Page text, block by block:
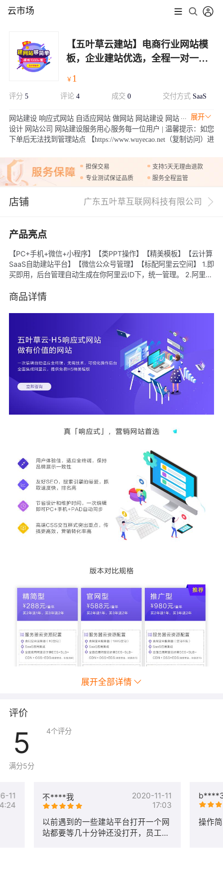
云市场
【五叶草云建站】电商行业网站模
板，企业建站优选，全程一对一服
￥ 1
评分 5 评论 4 成交 0 交付方式 SaaS
展开
网站建设 响应式网站 自适应网站 做网站 网站建设 网站
设计 网站公司 网站建设服务用心服务每一位用户 | 温馨提示：如您
下单后无法找到管理站点 【https://www.wuyecao.net（复制访问）进
品（如遇问题，联系售后）】【该产品合适各个行业，多行业网站
建设解决方案】
担保交易
支持5天无理由退款
专业测试保证品质
服务全程监管
店铺 广东五叶草互联网科技有限公司
产品亮点
【PC+手机+微信+小程序】【类PPT操作】【精美模板】【云计算
SaaS自助建站平台】【微信公众号管理】【标配阿里云空间】 1.即
买即用，后台管理自动生成在你阿里云ID下，统一管理。 2.阿里云
案。 4.每个模板都有对应移动端手机站。 5.后台傻瓜式管理+专业
商品详情
展开全部详情
评价
5
满分5分
4个评分
不****我
2020-11-11
17:03
以前遇到的一些建站平台打开一个网
站都要等几十分钟还没打开，员工和
操作
11